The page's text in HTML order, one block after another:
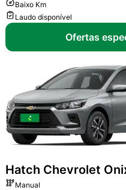
Baixo Km
Laudo disponível
Ofertas
Hatch Chevrolet
Manual